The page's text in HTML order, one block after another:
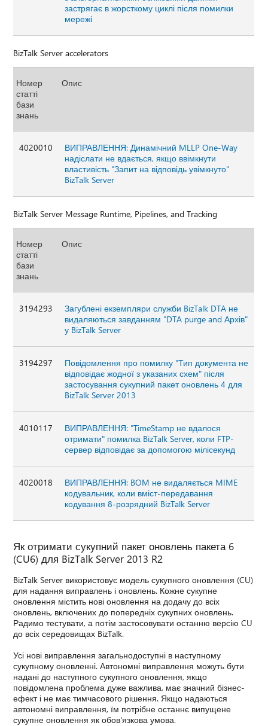
застрягає в жорсткому циклі після помилки
мережі
BizTalk Server accelerators
Номер
статті
бази
знань
Опис
4020010
ВИПРАВЛЕННЯ: Динамічний MLLP One-Way
надіслати не вдається, якщо ввімкнути
властивість "Запит на відповідь увімкнуто"
BizTalk Server
BizTalk Server Message Runtime, Pipelines, and Tracking
Номер
статті
бази
знань
Опис
3194293
Загублені екземпляри служби BizTalk DTA не
видаляються завданням "DTA purge and Архів"
у BizTalk Server
3194297
Повідомлення про помилку "Тип документа не
відповідає жодної з указаних схем" після
застосування сукупний пакет оновлень 4 для
BizTalk Server 2013
4010117
ВИПРАВЛЕННЯ: "TimeStamp не вдалося
отримати" помилка BizTalk Server, коли FTP-
сервер відповідає за допомогою мілісекунд
4020018
ВИПРАВЛЕННЯ: BOM не видаляється MIME
кодувальник, коли вміст-передавання
кодування 8-розрядний BizTalk Server
Як отримати сукупний пакет оновлень пакета 6
(CU6) для BizTalk Server 2013 R2
BizTalk Server використовує модель сукупного оновлення (CU)
для надання виправлень і оновлень. Кожне сукупне
оновлення містить нові оновлення на додачу до всіх
оновлень, включених до попередніх сукупних оновлень.
Радимо тестувати, а потім застосовувати останню версію CU
до всіх середовищах BizTalk.
Усі нові виправлення загальнодоступні в наступному
сукупному оновленні. Автономні виправлення можуть бути
надані до наступного сукупного оновлення, якщо
повідомлена проблема дуже важлива, має значний бізнес-
ефект і не має тимчасового рішення. Якщо надаються
автономні виправлення, їм потрібне останнє випущене
сукупне оновлення як обов'язкова умова.